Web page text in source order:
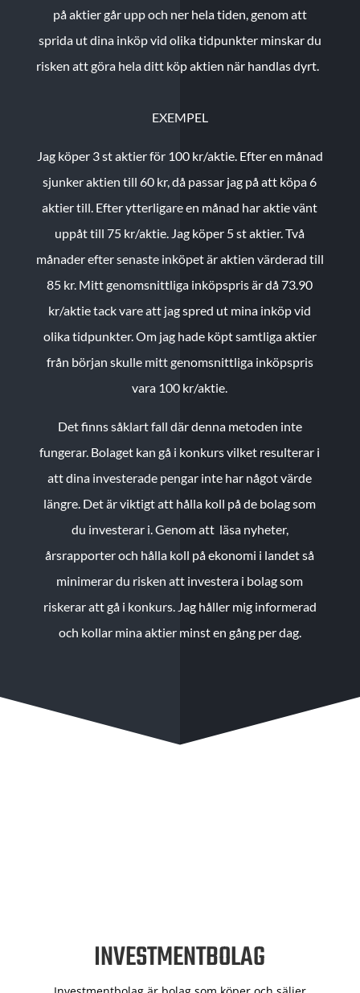
på aktier går upp och ner hela tiden, genom att
sprida ut dina inköp vid olika tidpunkter minskar du
risken att göra hela ditt köp aktien när handlas dyrt.
EXEMPEL
Jag köper 3 st aktier för 100 kr/aktie. Efter en månad
sjunker aktien till 60 kr, då passar jag på att köpa 6
aktier till. Efter ytterligare en månad har aktie vänt
uppåt till 75 kr/aktie. Jag köper 5 st aktier.Två
månader efter senaste inköpet är aktien värderad till
85 kr. Mitt genomsnittliga inköpspris är då 73.90
kr/aktie tack vare att jag spred ut mina inköp vid
olika tidpunkter. Om jag hade köpt samtliga aktier
från början skulle mitt genomsnittliga inköpspris
vara 100 kr/aktie.
Det finns såklart fall där denna metoden inte
fungerar. Bolaget kan gå i konkurs vilket resulterar i
att dina investerade pengar inte har något värde
längre. Det är viktigt att hålla koll på de bolag som
du investerar i. Genom att läsa nyheter,
årsrapporter och hålla koll på ekonomi i landet så
minimerar du risken att investera i bolag som
riskerar att gå i konkurs. Jag håller mig informerad
och kollar mina aktier minst en gång per dag.
INVESTMENTBOLAG